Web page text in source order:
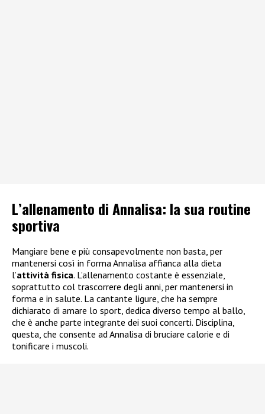
L’allenamento di Annalisa: la sua routine
sportiva
Mangiare bene e più consapevolmente non basta, per
mantenersi così in forma Annalisa affianca alla dieta
l’attività fisica. L’allenamento costante è essenziale,
soprattutto col trascorrere degli anni, per mantenersi in
forma e in salute. La cantante ligure, che ha sempre
dichiarato di amare lo sport, dedica diverso tempo al ballo,
che è anche parte integrante dei suoi concerti. Disciplina,
questa, che consente ad Annalisa di bruciare calorie e di
tonificare i muscoli.